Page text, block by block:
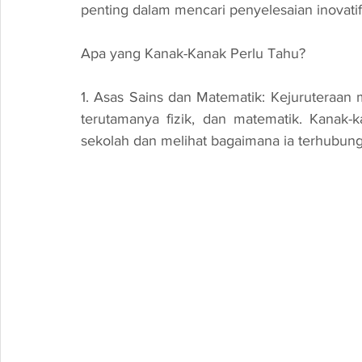
penting dalam mencari penyelesaian
Apa yang Kanak-Kanak Perlu Tahu?
1. Asas Sains dan Matematik:
terutamanya fizik, dan matematik.
sekolah dan melihat bagaimana ia